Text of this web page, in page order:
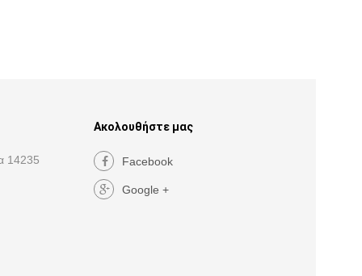
14235
Ακολουθήστε μας
Facebook
Google +